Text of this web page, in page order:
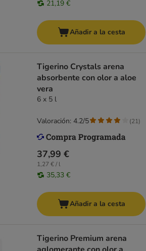
21,19 €
Añadir a la cesta
Tigerino Crystals arena
absorbente con olor a aloe
vera
6 x 5 l
37,99 €
1,27 € / l
35,33 €
Valoración: 4.2/5 (21)
Añadir a la cesta
Tigerino Premium arena